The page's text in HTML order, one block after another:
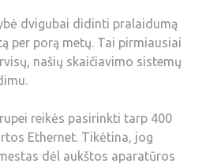
dvigubai didinti pralaidumą
per porą metų. Tai pirmiausiai
našių skaičiavimo sistemų
reikės pasirinkti tarp 400
Ethernet. Tikėtina, jog
dėl aukštos aparatūros